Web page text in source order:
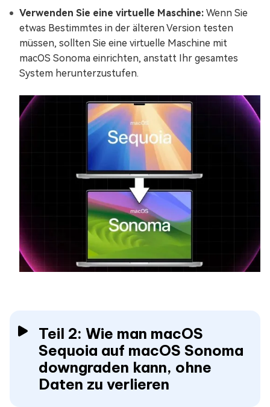
Verwenden Sie eine virtuelle Maschine: Wenn Sie
etwas Bestimmtes in der älteren Version testen
müssen, sollten Sie eine virtuelle Maschine mit
macOS Sonoma einrichten, anstatt Ihr gesamtes
System herunterzustufen.
Teil 2: Wie man macOS
Sequoia auf macOS Sonoma
downgraden kann, ohne
Daten zu verlieren